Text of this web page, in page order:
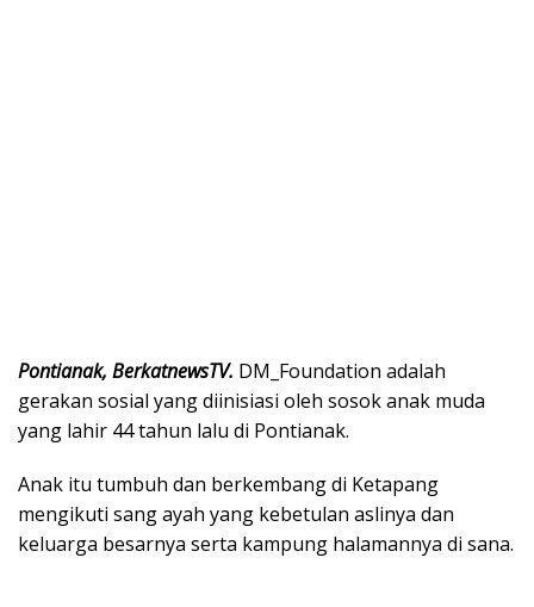
Pontianak, BerkatnewsTV. DM_Foundation adalah
gerakan sosial yang diinisiasi oleh sosok anak muda
yang lahir 44 tahun lalu di Pontianak.
Anak itu tumbuh dan berkembang di Ketapang
mengikuti sang ayah yang kebetulan aslinya dan
keluarga besarnya serta kampung halamannya di sana.